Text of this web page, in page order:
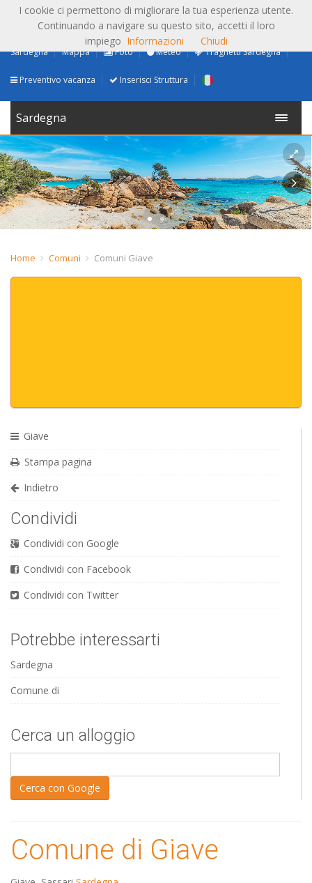
Sardegna Mappa Foto Meteo Traghetti Sardegna
Preventivo vacanza Inserisci Struttura
Sardegna
Home Comuni Comuni Giave
Giave
Stampa pagina
Indietro
Condividi
Condividi con Google
Condividi con Facebook
Condividi con Twitter
Potrebbe interessarti
Sardegna
Comune di
Cerca un alloggio
Comune di Giave
I cookie ci permettono di migliorare la tua esperienza utente.
Continuando a navigare su questo sito, accetti il loro
impiego Informazioni Chiudi